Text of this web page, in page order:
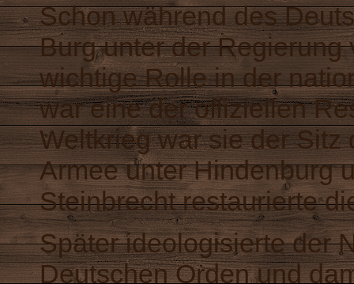
Schon während des
Burg unter der
wichtige Rolle in der
war eine der offiziellen
Weltkrieg war sie der Sitz
Armee unter Hindenburg
Steinbrecht restaurierte
Später ideologisierte der
Deutschen Orden und